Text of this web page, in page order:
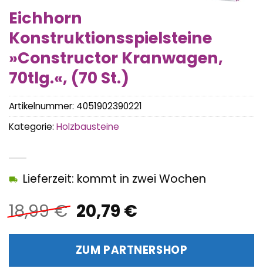
Eichhorn
Konstruktionsspielsteine
»Constructor Kranwagen,
70tlg.«, (70 St.)
18,99€ Ursprünglicher
Preis
war:
18,99 €
20,79 €Aktueller
ist:
20,79 €.
Lieferzeit: kommt in zwei Wochen
ZUM PARTNERSHOP
Artikelnummer: 4051902390221
Kategorie: Holzbausteine